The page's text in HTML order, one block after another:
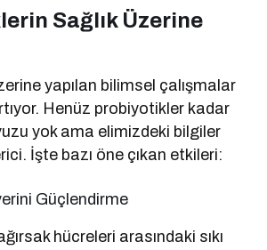
Sağlık Üzerine
yapılan bilimsel çalışmalar
Henüz probiyotikler kadar
yok ama elimizdeki bilgiler
İşte bazı öne çıkan etkileri:
Güçlendirme
hücreleri arasındaki sıkı